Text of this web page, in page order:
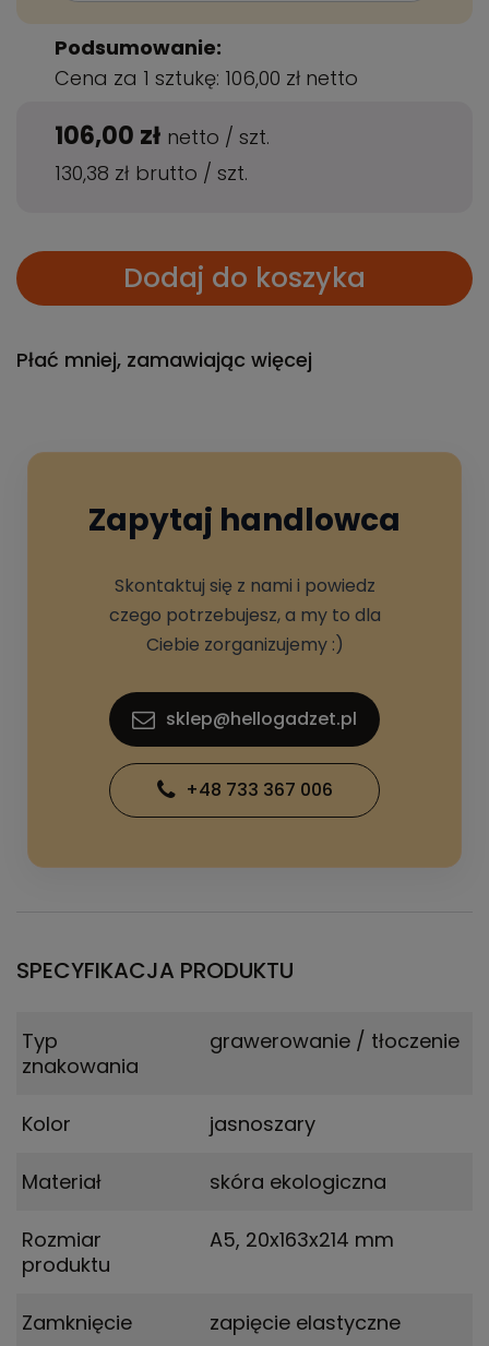
Podsumowanie:
Cena za 1 sztukę: 106,00 zł netto
106,00 zł netto / szt.
130,38 zł brutto / szt.
Dodaj do koszyka
Płać mniej, zamawiając więcej
Zapytaj handlowca
Skontaktuj się z nami i powiedz
czego potrzebujesz, a my to dla
Ciebie zorganizujemy :)
sklep@hellogadzet.pl
+48 733 367 006
SPECYFIKACJA PRODUKTU
Typ
znakowania
grawerowanie / tłoczenie
Kolor jasnoszary
Materiał skóra ekologiczna
Rozmiar
produktu
A5, 20x163x214 mm
Zamknięcie zapięcie elastyczne